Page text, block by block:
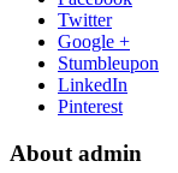
Twitter
Google +
Stumbleupon
LinkedIn
Pinterest
About admin